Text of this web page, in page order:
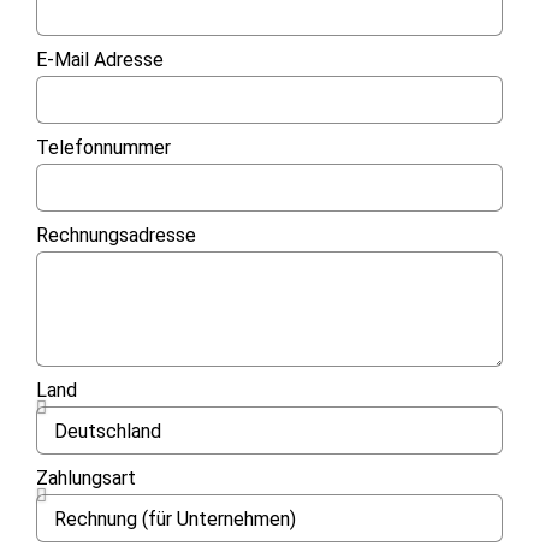
E-Mail Adresse
Telefonnummer
Rechnungsadresse
Land
Zahlungsart